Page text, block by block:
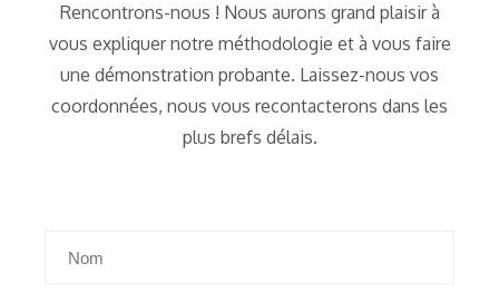
Rencontrons-nous ! Nous aurons grand plaisir à
vous expliquer notre méthodologie et à vous faire
une démonstration probante. Laissez-nous vos
coordonnées, nous vous recontacterons dans les
plus brefs délais.